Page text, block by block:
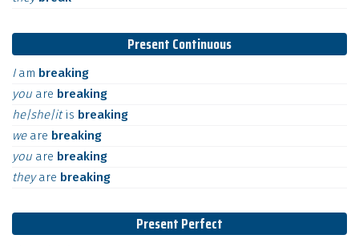
Present Continuous
I am breaking
you are breaking
he|she|itis breaking
we are breaking
you are breaking
theyare breaking
Present Perfect